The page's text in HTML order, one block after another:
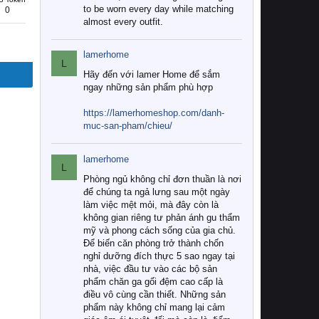
0
to be worn every day while matching
almost every outfit.
L
lamerhome
Hãy đến với lamer Home để sắm
ngay những sản phẩm phù hợp
https://lamerhomeshop.com/danh-
muc-san-pham/chieu/
L
lamerhome
Phòng ngủ không chỉ đơn thuần là nơi
để chúng ta ngả lưng sau một ngày
làm việc mệt mỏi, mà đây còn là
không gian riêng tư phản ánh gu thẩm
mỹ và phong cách sống của gia chủ.
Để biến căn phòng trở thành chốn
nghỉ dưỡng đích thực 5 sao ngay tại
nhà, việc đầu tư vào các bộ sản
phẩm chăn ga gối đệm cao cấp là
điều vô cùng cần thiết. Những sản
phẩm này không chỉ mang lại cảm